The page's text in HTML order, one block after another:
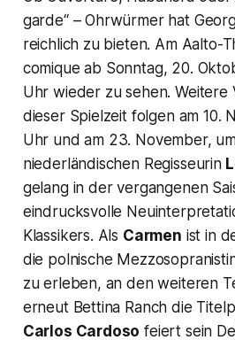
garde“ –Ohrwürmer hat
reichlich zu bieten. Am Aalto-
comique ab Sonntag, 20.
Uhr wieder zu sehen. Weitere
dieser Spielzeit folgen am 10.
Uhr und am 23. November,
niederländischen Regisseurin
gelang in der vergangenen
eindrucksvolle
Klassikers. Als Carmen ist in
die polnische
zu erleben, an den weiteren
erneut Bettina Ranch die
Carlos Cardoso feiert sein